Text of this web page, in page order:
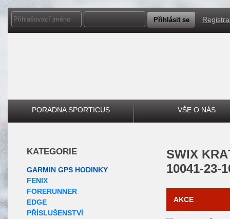
PORADNA SPORTICUS VŠE O NÁS
KATEGORIE
GARMIN GPS HODINKY
FENIX
FORERUNNER
EDGE
PŘÍSLUŠENSTVÍ
SWIX
10041-23-
AKCE